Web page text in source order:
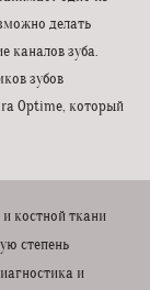
делать
каналов зуба.
зубов
Optime, который
костной ткани
степень
и